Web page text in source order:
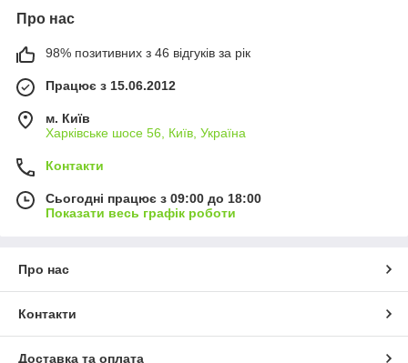
Про нас
98% позитивних з 46 відгуків за рік
Працює з 15.06.2012
м. Київ
Харківське шосе 56, Київ, Україна
Контакти
Сьогодні працює з 09:00 до 18:00
Показати весь графік роботи
Про нас
Контакти
Доставка та оплата